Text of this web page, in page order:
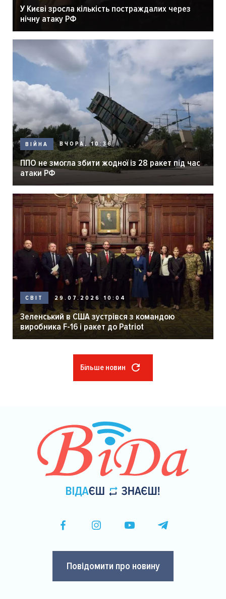
У Києві зросла кількість постраждалих через
нічну атаку РФ
ВІЙНА ВЧОРА, 10:36
ППО не змогла збити жодної із 28 ракет під час
атаки РФ
СВІТ 29.07.2026 10:04
Зеленський в США зустрівся з командою
виробника F-16 і ракет до Patriot
Більше новин
Повідомити про новину